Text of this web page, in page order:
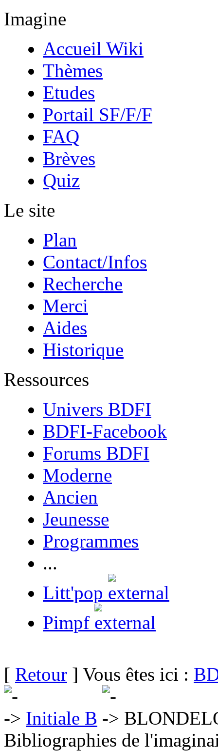
Imagine
Accueil Wiki
Thèmes
Etudes
Portail SF/F/F
FAQ
Brèves
Quiz
Le site
Plan
Contact/Infos
Recherche
Merci
Aides
Historique
Ressources
Univers BDFI
BDFI-Facebook
Forums BDFI
Moderne
Ancien
Jeunesse
Programmes
...
Litt'pop
Pimpf
[ Retour ] Vous êtes ici :
Initiale B
Bibliographies de